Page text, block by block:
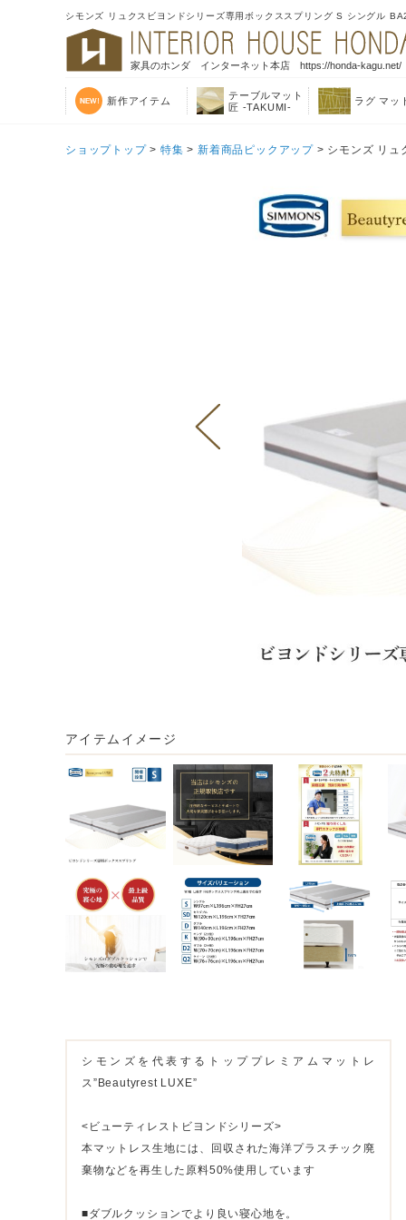
シモンズ リュクスビヨンドシリーズ専用ボックススプリング S シングル
家具のホンダ インターネット本店 https://honda-kagu.net/
新作アイテム
テーブルマット
匠 -TAKUMI-
ラグ マッ
ショップトップ> 特集 >新着商品ピックアップ > シモンズ リュ
アイテムイメージ
シモンズを代表するトッププレミアムマットレ
ス”Beautyrest LUXE”
<ビューティレストビヨンドシリーズ>
本マットレス生地には、回収された海洋プラスチック廃
棄物などを再生した原料50%使用しています
■ダブルクッションでより良い寝心地を。